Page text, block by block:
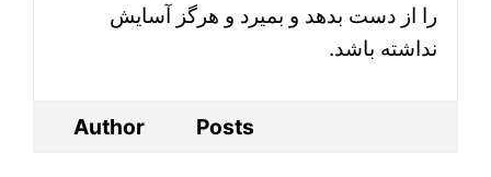
را از دست بدهد و بمیرد و هرگز آسایش
نداشته باشد.
Author Posts